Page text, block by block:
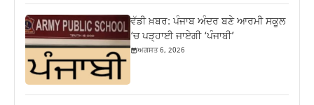
ਵੱਡੀ ਖ਼ਬਰ: ਪੰਜਾਬ ਅੰਦਰ ਬਣੇ ਆਰਮੀ ਸਕੂਲ
‘ਚ ਪੜ੍ਹਾਈ ਜਾਏਗੀ ‘ਪੰਜਾਬੀ’
ਅਗਸਤ 6, 2026